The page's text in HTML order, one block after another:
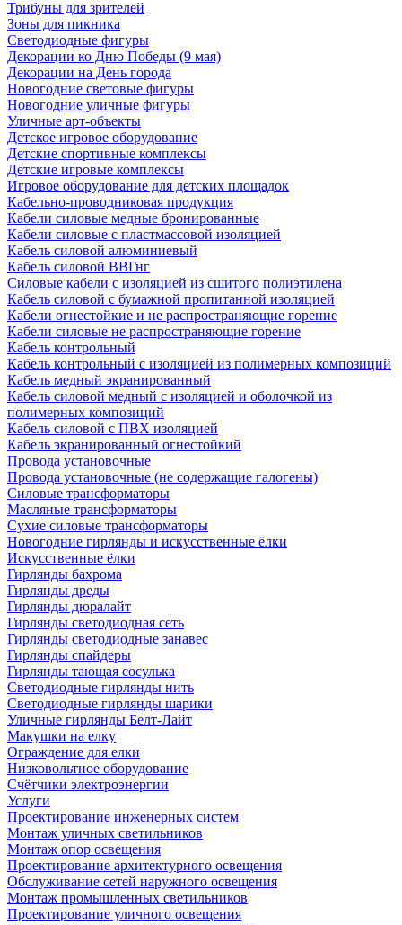
Трибуны для зрителей
Зоны для пикника
Светодиодные фигуры
Декорации ко Дню Победы (9 мая)
Декорации на День города
Новогодние световые фигуры
Новогодние уличные фигуры
Уличные арт-объекты
Детское игровое оборудование
Детские спортивные комплексы
Детские игровые комплексы
Игровое оборудование для детских площадок
Кабельно-проводниковая продукция
Кабели силовые медные бронированные
Кабели силовые с пластмассовой изоляцией
Кабель силовой алюминиевый
Кабель силовой ВВГнг
Силовые кабели с изоляцией из сшитого полиэтилена
Кабель силовой с бумажной пропитанной изоляцией
Кабели огнестойкие и не распространяющие горение
Кабели силовые не распространяющие горение
Кабель контрольный
Кабель контрольный с изоляцией из полимерных композиций
Кабель медный экранированный
Кабель силовой медный с изоляцией и оболочкой из
полимерных композиций
Кабель силовой с ПВХ изоляцией
Кабель экранированный огнестойкий
Провода установочные
Провода установочные (не содержащие галогены)
Силовые трансформаторы
Масляные трансформаторы
Сухие силовые трансформаторы
Новогодние гирлянды и искусственные ёлки
Искусственные ёлки
Гирлянды бахрома
Гирлянды дреды
Гирлянды дюралайт
Гирлянды светодиодная сеть
Гирлянды светодиодные занавес
Гирлянды спайдеры
Гирлянды тающая сосулька
Светодиодные гирлянды нить
Светодиодные гирлянды шарики
Уличные гирлянды Белт-Лайт
Макушки на елку
Ограждение для елки
Низковольтное оборудование
Счётчики электроэнергии
Услуги
Проектирование инженерных систем
Монтаж уличных светильников
Монтаж опор освещения
Проектирование архитектурного освещения
Обслуживание сетей наружного освещения
Монтаж промышленных светильников
Проектирование уличного освещения